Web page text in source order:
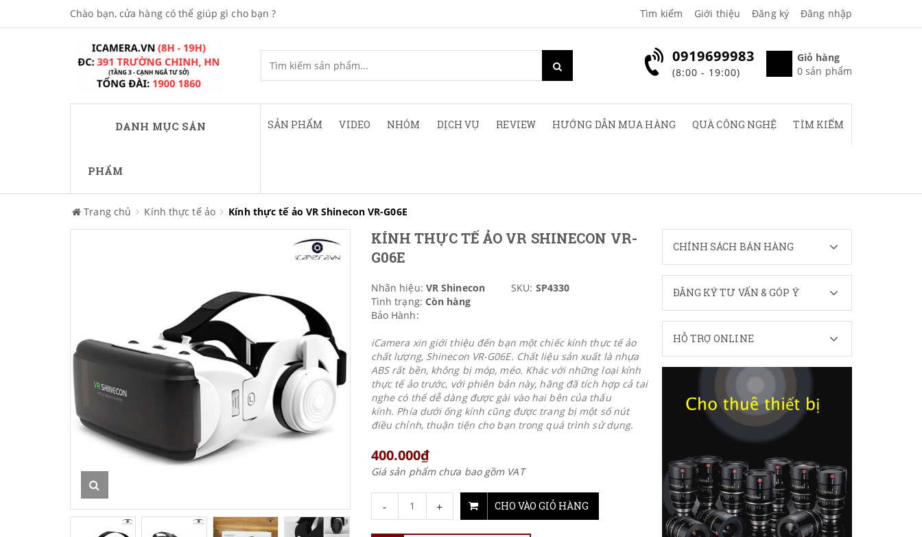
Chào bạn, cửa hàng có thể giúp gì cho bạn ? Tìm kiếm Giới thiệu Đăng ký Đăng nhập
Giỏ hàng
0 sản phẩm
0919699983
(8:00 - 19:00)
DANH MỤC SẢN
PHẨM
SẢN PHẨM VIDEO NHÓM DỊCH VỤ REVIEW HƯỚNG DẪN MUA HÀNG QUÀ CÔNG NGHỆ TÌM KIẾM
Trang chủ Kính thực tế ảo Kính thực tế ảo VR Shinecon VR-G06E
KÍNH THỰC TẾ ẢO VR SHINECON VR-
G06E
Nhãn hiệu: VR Shinecon SKU: SP4330
Tình trạng: Còn hàng
Bảo Hành:
iCamera xin giới thiệu đến bạn một chiếc kính thực tế ảo
chất lượng, Shinecon VR-G06E. Chất liệu sản xuất là nhựa
ABS rất bền, không bị móp, méo. Khác với những loại kính
thực tế ảo trước, với phiên bản này, hãng đã tích hợp cả tai
nghe có thể dễ dàng được gài vào hai bên của thấu
kính. Phía dưới ống kính cũng được trang bị một số nút
điều chỉnh, thuận tiện cho bạn trong quá trình sử dụng.
400.000₫
Giá sản phẩm chưa bao gồm VAT
- + CHO VÀO GIỎ HÀNG
CHÍNH SÁCH BÁN HÀNG
ĐĂNG KÝ TƯ VẤN & GÓP Ý
HỖ TRỢ ONLINE